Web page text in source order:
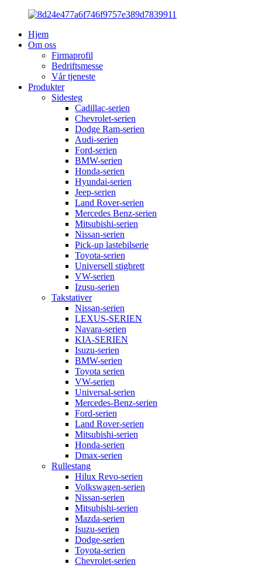
Hjem
Om oss
Firmaprofil
Bedriftsmesse
Vår tjeneste
Produkter
Sidesteg
Cadillac-serien
Chevrolet-serien
Dodge Ram-serien
Audi-serien
Ford-serien
BMW-serien
Honda-serien
Hyundai-serien
Jeep-serien
Land Rover-serien
Mercedes Benz-serien
Mitsubishi-serien
Nissan-serien
Pick-up lastebilserie
Toyota-serien
Universell stigbrett
VW-serien
Izusu-serien
Takstativer
Nissan-serien
LEXUS-SERIEN
Navara-serien
KIA-SERIEN
Isuzu-serien
BMW-serien
Toyota serien
VW-serien
Universal-serien
Mercedes-Benz-serien
Ford-serien
Land Rover-serien
Mitsubishi-serien
Honda-serien
Dmax-serien
Rullestang
Hilux Revo-serien
Volkswagen-serien
Nissan-serien
Mitsubishi-serien
Mazda-serien
Isuzu-serien
Dodge-serien
Toyota-serien
Chevrolet-serien